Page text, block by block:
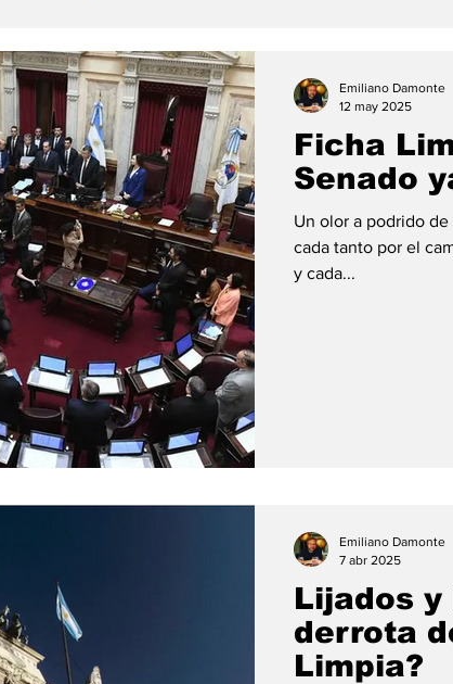
#economia #consumo
Ficha
Senado
Un olor a podrido
cada tanto por el
y cada...
Emiliano Damonte
12 may 2025
Lijados y
derrota
Limpia?
Emiliano Damonte
7 abr 2025